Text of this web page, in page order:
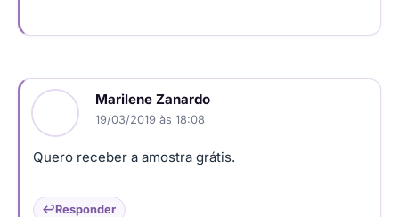
Marilene Zanardo
19/03/2019 às 18:08
Quero receber a amostra grátis.
Responder